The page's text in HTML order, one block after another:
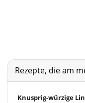
Rezepte, die am
Knusprig-würzige